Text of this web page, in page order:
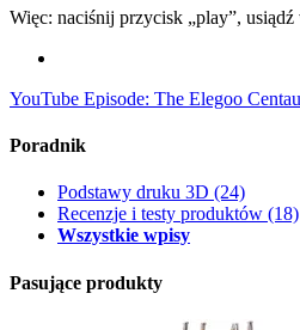
Więc: naciśnij przycisk „play”,
YouTube Episode: The Elegoo
Poradnik
Podstawy druku 3D (24)
Recenzje i testy produktów (18)
Wszystkie wpisy
Pasujące produkty